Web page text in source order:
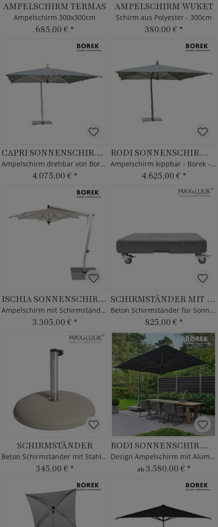
AMPELSCHIRM TERMAS
Ampelschirm 300x300cm
685,00 € *
AMPELSCHIRM WUKET
Schirm aus Polyester - 300cm
380,00 € *
CAPRI SONNENSCHIRM SILVER
Ampelschirm drehbar von Borek - Alu Rahmen
4.075,00 € *
RODI SONNENSCHIRM GRAPHITE
Ampelschirm kippbar - Borek - mit Schirmständer
4.625,00 € *
ISCHIA SONNENSCHIRM SILVER
Ampelschirm mit Schirmständer - Alu Gestell
3.305,00 € *
SCHIRMSTÄNDER MIT ROLLEN
Beton Schirmständer für Sonnenschirm Vince
825,00 € *
SCHIRMSTÄNDER
Beton Schirmständer mit Stahlrohr - Max&Luuk
345,00 € *
RODI SONNENSCHIRM SILVER
Design Ampelschirm mit Aluminium Gestell
ab 3.580,00 € *